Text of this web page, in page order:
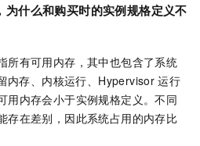
为什么和购买时的实例规格定义不
所有可用内存，其中也包含了系统
内存、内核运行、Hypervisor 运行
用内存会小于实例规格定义。不同
存在差别，因此系统占用的内存比